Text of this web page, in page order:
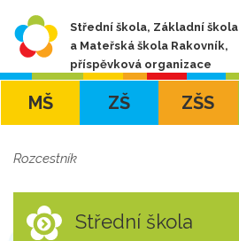
Střední škola, Základní škola
a Mateřská škola Rakovník,
příspěvková organizace
MŠ ZŠ ZŠS
Rozcestník
Střední škola